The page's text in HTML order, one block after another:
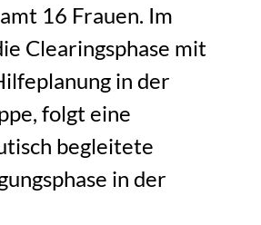
16 Frauen. Im
Clearingsphase mit
in der
folgt eine
begleitete
in der